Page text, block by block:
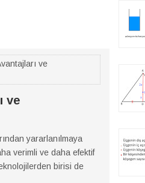
ve
ve
yararlanılmaya
verimli ve daha efektif
birisi de